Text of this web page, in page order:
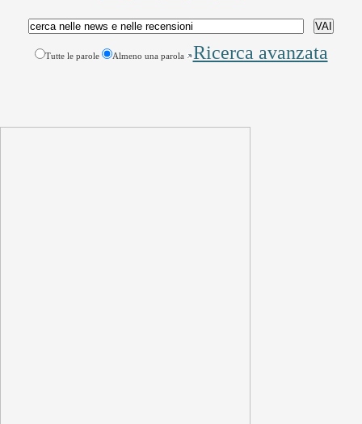
Tutte le parole Almeno una parola Ricerca avanzata